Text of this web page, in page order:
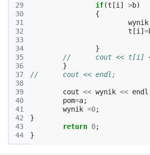
29
30
31
32
33
34
35
36
37
38
39
40
41
42
43
44
if(t [i ] >b)
{
wynik
t [i ] =
}
//	cout <<
}
//	cout << endl;
cout << wynik << endl
pom=a;
wynik =0;
}
return 0;
}